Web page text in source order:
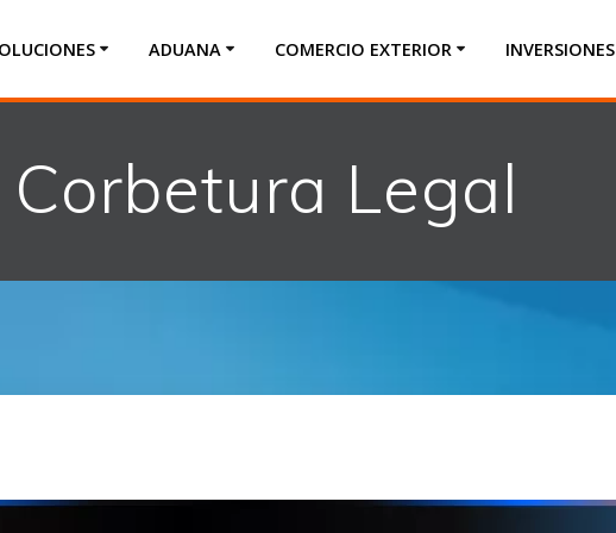
ADUANA COMERCIO EXTERIOR INVERSIONES
Corbetura Legal